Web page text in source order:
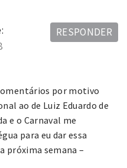
por motivo
ao de Luiz Eduardo de
e o Carnaval me
para eu dar essa
próxima semana –
RESPONDER